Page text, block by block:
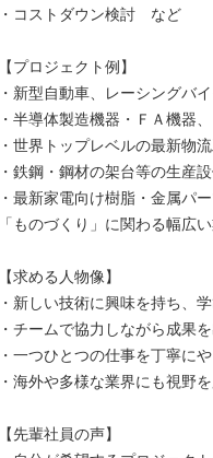
・コストダウン検討 など
【プロジェクト例】
・新型自動車、レーシングバ
・半導体製造機器・ＦＡ機器
・世界トップレベルの最新物
・鉄鋼・鋼材の架台等の生産
・最新家電向け樹脂・金属パ
「ものづくり」に関わる幅広
【求める人物像】
・新しい技術に興味を持ち、
・チームで協力しながら成果
・一つひとつの仕事を丁寧に
・海外や多様な業界にも視野
【先輩社員の声】